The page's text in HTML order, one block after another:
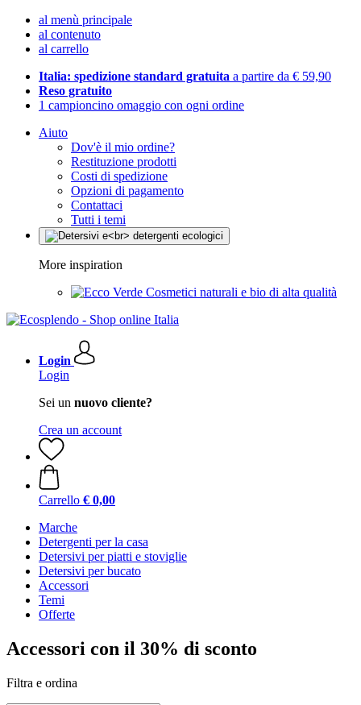
al menù principale
al contenuto
al carrello
Italia: spedizione standard gratuita a partire da € 59,90
Reso gratuito
1 campioncino omaggio con ogni ordine
Aiuto
Dov'è il mio ordine?
Restituzione prodotti
Costi di spedizione
Opzioni di pagamento
Contattaci
Tutti i temi
More inspiration
Cosmetici naturali e bio di alta qualità
Login
Login
Sei un nuovo cliente?
Crea un account
Carrello € 0,00
Marche
Detergenti per la casa
Detersivi per piatti e stoviglie
Detersivi per bucato
Accessori
Temi
Offerte
Accessori con il 30% di sconto
Filtra e ordina